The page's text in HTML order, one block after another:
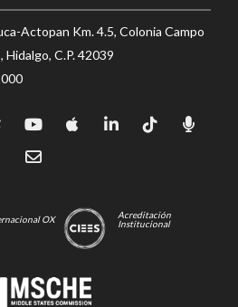
Actopan Km. 4.5, Colonia Campo
C.P. 42039
OX
Acreditación
Institucional